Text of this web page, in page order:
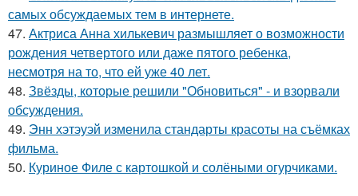
самых обсуждаемых тем в интернете.
47. Актриса Анна хилькевич размышляет о возможности
рождения четвертого или даже пятого ребенка,
несмотря на то, что ей уже 40 лет.
48. Звёзды, которые решили "Обновиться" - и взорвали
обсуждения.
49. Энн хэтэуэй изменила стандарты красоты на съёмках
фильма.
50. Куриное Филе с картошкой и солёными огурчиками.